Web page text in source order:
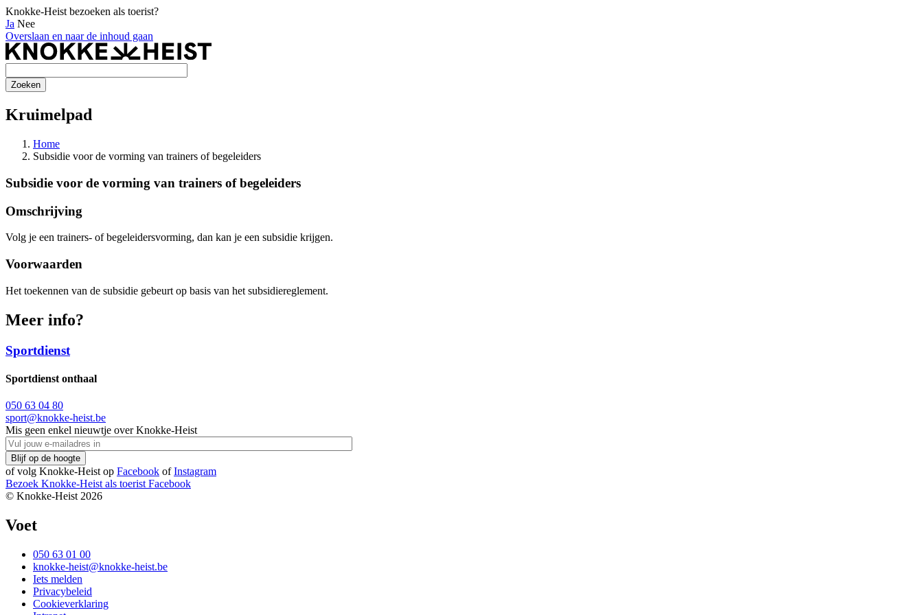
Knokke-Heist bezoeken als toerist?
Ja Nee
Overslaan en naar de inhoud gaan
Kruimelpad
Home
Subsidie voor de vorming van trainers of begeleiders
Subsidie voor de vorming van trainers of begeleiders
Omschrijving
Volg je een trainers- of begeleidersvorming, dan kan je een subsidie krijgen.
Voorwaarden
Het toekennen van de subsidie gebeurt op basis van het subsidiereglement.
Meer info?
Sportdienst
Sportdienst onthaal
050 63 04 80
sport@knokke-heist.be
Mis geen enkel nieuwtje over Knokke-Heist
of volg Knokke-Heist op Facebook ofInstagram
Bezoek Knokke-Heist als toerist Facebook
© Knokke-Heist 2026
Voet
050 63 01 00
knokke-heist@knokke-heist.be
Iets melden
Privacybeleid
Cookieverklaring